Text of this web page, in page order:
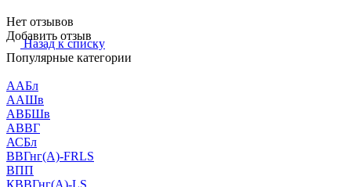
Нет отзывов
Добавить отзыв
Назад к списку
Популярные категории
ААБл
ААШв
АВБШв
АВВГ
АСБл
ВВГнг(А)-FRLS
ВПП
КВВГнг(А)-LS